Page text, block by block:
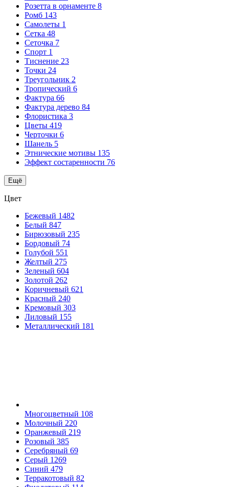
Розетта в орнаменте 8
Ромб 143
Самолеты 1
Сетка 48
Сеточка 7
Спорт 1
Тиснение 23
Точки 24
Треугольник 2
Тропический 6
Фактура 66
Фактура дерево 84
Флористика 3
Цветы 419
Черточки 6
Шанель 5
Этнические мотивы 135
Эффект состаренности 76
Ещё
Цвет
Бежевый 1482
Белый 847
Бирюзовый 235
Бордовый 74
Голубой 551
Желтый 275
Зеленый 604
Золотой 262
Коричневый 621
Красный 240
Кремовый 303
Лиловый 155
Металлический 181
Многоцветный 108
Молочный 220
Оранжевый 219
Розовый 385
Серебряный 69
Серый 1269
Синий 479
Терракотовый 82